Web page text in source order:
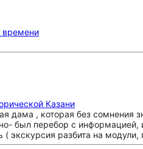
времени
Казани
дама , которая без сомнения
был перебор с информацией,
( экскурсия разбита на